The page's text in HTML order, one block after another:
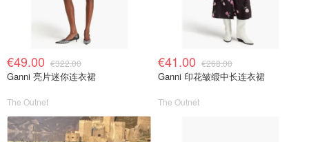
€49.00 €322.00
Ganni 亮片迷你连衣裙
The Outnet
€41.00 €268.00
Ganni 印花皱缎中长连衣裙
The Outnet